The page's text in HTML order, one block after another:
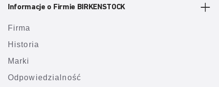
Informacje o Firmie BIRKENSTOCK
Firma
Historia
Marki
Odpowiedzialność